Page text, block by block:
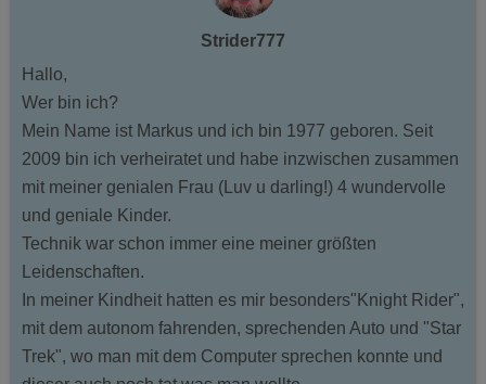
Strider777
Hallo,
Wer bin ich?
Mein Name ist Markus und ich bin 1977 geboren. Seit
2009 bin ich verheiratet und habe inzwischen zusammen
mit meiner genialen Frau (Luv u darling!) 4 wundervolle
und geniale Kinder.
Technik war schon immer eine meiner größten
Leidenschaften.
In meiner Kindheit hatten es mir besonders"Knight Rider",
mit dem autonom fahrenden, sprechenden Auto und "Star
Trek", wo man mit dem Computer sprechen konnte und